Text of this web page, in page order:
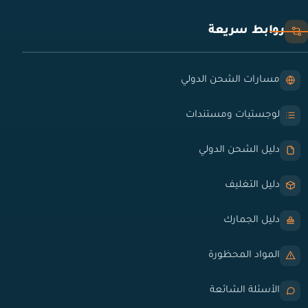
روابط سريعة
مسارات الشحن الدولي
لوجستيات ومستندات
دليل الشحن الدولي
دليل التغليف
دليل الجمارك
المواد المحظورة
الأسئلة الشائعة